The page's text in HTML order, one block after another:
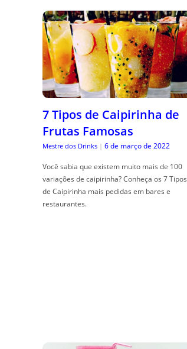
7 Tipos de Caipirinha de
Frutas Famosas
Mestre dos Drinks | 6 de março de 2022
Você sabia que existem muito mais de 100
variações de caipirinha? Conheça os 7 Tipos
de Caipirinha mais pedidas em bares e
restaurantes.